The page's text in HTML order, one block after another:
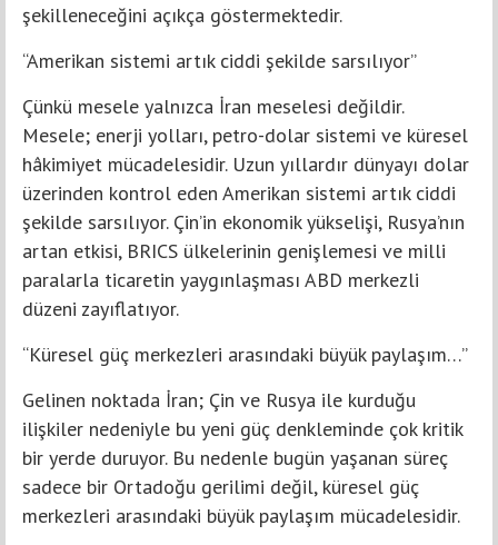
şekilleneceğini açıkça göstermektedir.
“Amerikan sistemi artık ciddi şekilde sarsılıyor”
Çünkü mesele yalnızca İran meselesi değildir.
Mesele; enerji yolları, petro-dolar sistemi ve küresel
hâkimiyet mücadelesidir. Uzun yıllardır dünyayı dolar
üzerinden kontrol eden Amerikan sistemi artık ciddi
şekilde sarsılıyor. Çin’in ekonomik yükselişi, Rusya’nın
artan etkisi, BRICS ülkelerinin genişlemesi ve milli
paralarla ticaretin yaygınlaşması ABD merkezli
düzeni zayıflatıyor.
“Küresel güç merkezleri arasındaki büyük paylaşım…”
Gelinen noktada İran; Çin ve Rusya ile kurduğu
ilişkiler nedeniyle bu yeni güç denkleminde çok kritik
bir yerde duruyor. Bu nedenle bugün yaşanan süreç
sadece bir Ortadoğu gerilimi değil, küresel güç
merkezleri arasındaki büyük paylaşım mücadelesidir.